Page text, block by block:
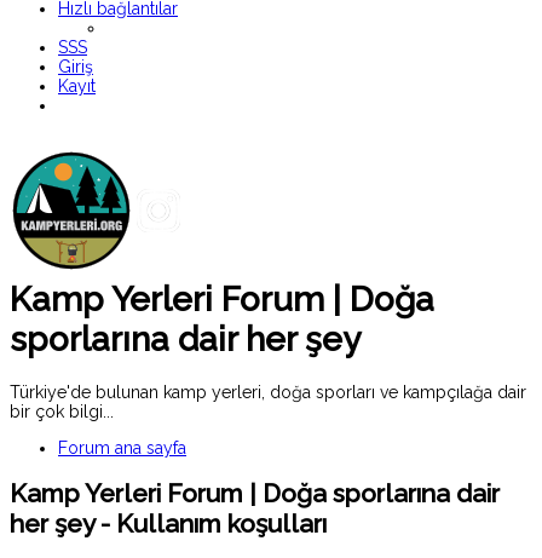
Hızlı bağlantılar
SSS
Giriş
Kayıt
Kamp Yerleri Forum | Doğa
sporlarına dair her şey
Türkiye'de bulunan kamp yerleri, doğa sporları ve kampçılağa dair
bir çok bilgi...
Forum ana sayfa
Kamp Yerleri Forum | Doğa sporlarına dair
her şey - Kullanım koşulları